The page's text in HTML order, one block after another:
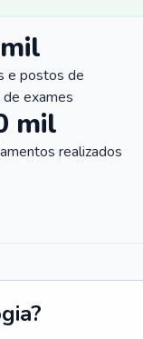
e postos de
exames
mil
realizados